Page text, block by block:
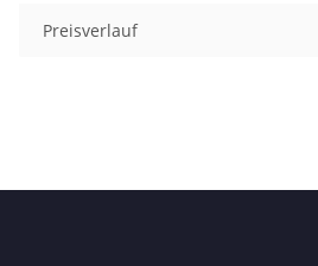
Preisverlauf